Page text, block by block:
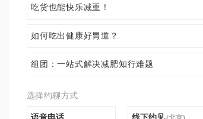
吃货也能快乐减重！
如何吃出健康好胃道？
组团：一站式解决减肥知行难题
选择约聊方式